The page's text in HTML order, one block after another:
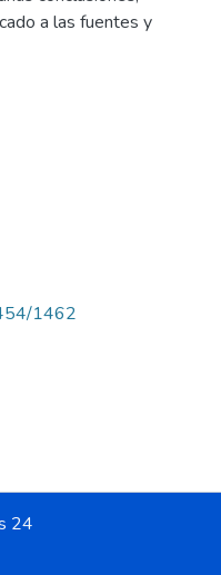
a las fuentes y
1462
24